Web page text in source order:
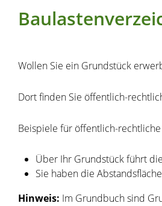
Wollen Sie ein Grundstück
Dort finden Sie öffentlich-
Beispiele für öffentlich-rechtliche
Über Ihr Grundstück führt
Sie haben die
Hinweis: Im Grundbuch sind